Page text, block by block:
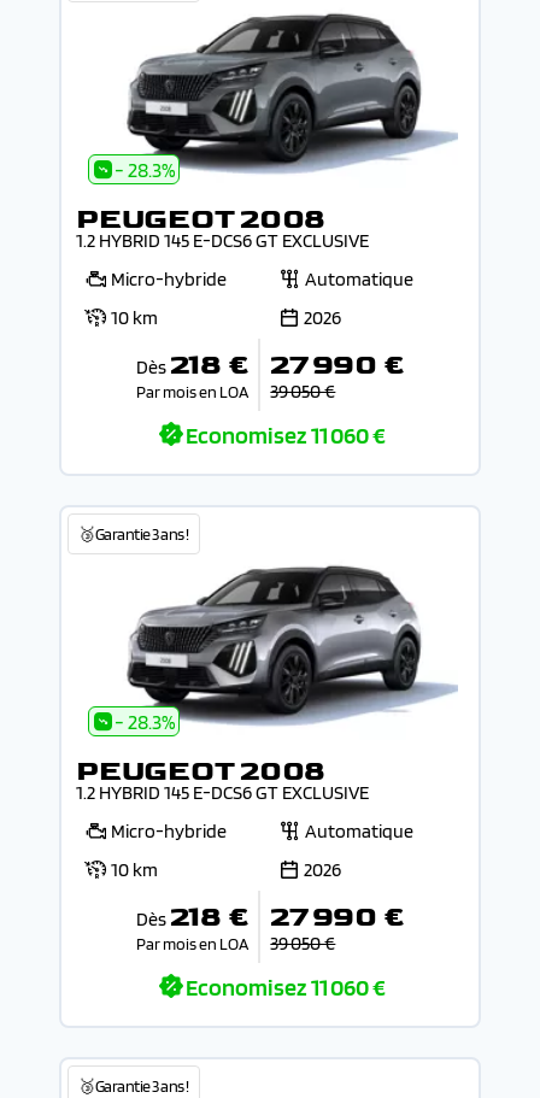
- 28.3%
PEUGEOT 2008
1.2 HYBRID 145 E-DCS6 GT EXCLUSIVE
Micro-hybride
Automatique
10 km
2026
Dès 218 €
Par mois en LOA
27 990 €
39 050 €
Economisez11 060 €
🥉Garantie 3 ans !
- 28.3%
PEUGEOT 2008
1.2 HYBRID 145 E-DCS6 GT EXCLUSIVE
Micro-hybride
Automatique
10 km
2026
Dès 218 €
Par mois en LOA
27 990 €
39 050 €
Economisez11 060 €
🥉Garantie 3 ans !